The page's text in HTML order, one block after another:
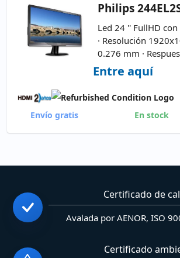
Philips
Led 24 '' FullHD con
· Resolución
0.276 mm ·
ste 1000:1 · Brillo
HDMI · DVI ·Cable
VGA Incluidos
Entre aquí
Envío gratis En stock
Certificado de
Avalada por AENOR, ISO
Certificado